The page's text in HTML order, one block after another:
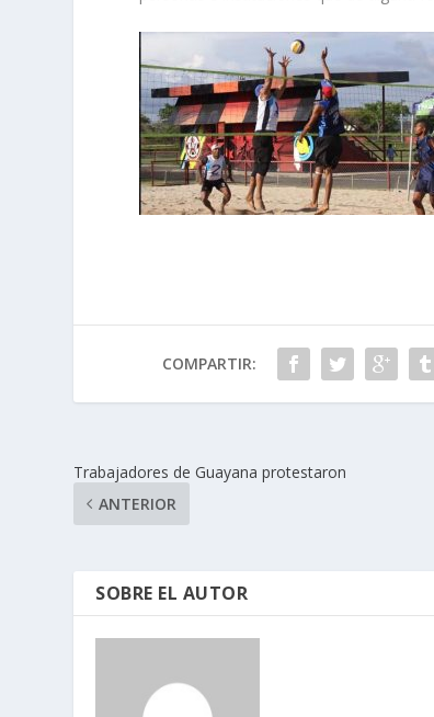
COMPARTIR:
Trabajadores de Guayana protestaron
ANTERIOR
SOBRE EL AUTOR